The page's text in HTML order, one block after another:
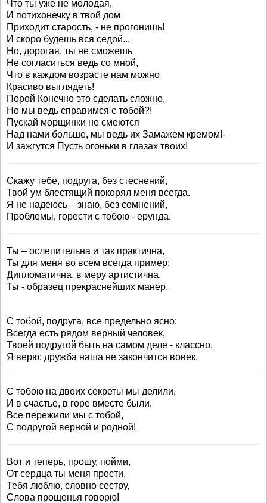
Что ты уже не молодая,
И потихонечку в твой дом
Приходит старость, - не прогонишь!
И скоро будешь вся седой...
Но, дорогая, ты не сможешь
Не согласиться ведь со мной,
Что в каждом возрасте нам можно
Красиво выглядеть!
Порой Конечно это сделать сложно,
Но мы ведь справимся с тобой?!
Пускай морщинки не смеются
Над нами больше, мы ведь их Замажем кремом!-
И зажгутся Пусть огоньки в глазах твоих!
Скажу тебе, подруга, без стеснений,
Твой ум блестящий покорял меня всегда.
Я не надеюсь – знаю, без сомнений,
Проблемы, горести с тобою - ерунда.
Ты – ослепительна и так практична,
Ты для меня во всем всегда пример:
Дипломатична, в меру артистична,
Ты - образец прекраснейших манер.
С тобой, подруга, все предельно ясно:
Всегда есть рядом верный человек,
Твоей подругой быть на самом деле - классно,
Я верю: дружба наша не закончится вовек.
С тобою на двоих секреты мы делили,
И в счастье, в горе вместе были.
Все пережили мы с тобой,
С подругой верной и родной!
Вот и теперь, прошу, пойми,
От сердца ты меня прости.
Тебя люблю, словно сестру,
Слова прощенья говорю!